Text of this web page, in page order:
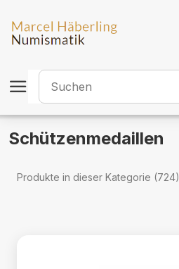
Schützenmedaillen
Produkte in dieser Kategorie (724)